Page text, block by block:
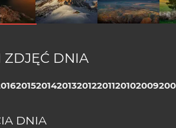
DNIA
2015201420132012201120102009
DNIA